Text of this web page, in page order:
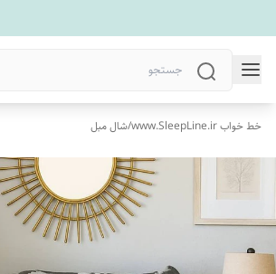
خط خواب www.SleepLine.ir /شال مبل